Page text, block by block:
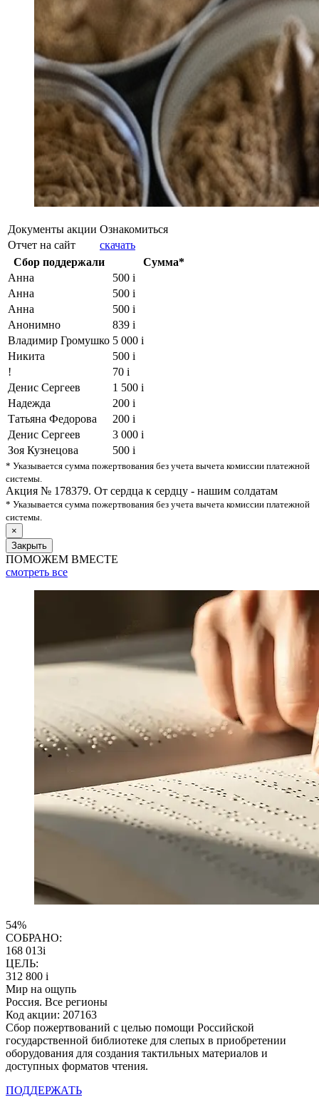
Документы акции Ознакомиться
Отчет на сайт
скачать
Сбор поддержали
Сумма*
Анна
500 i
Анна
500 i
Анна
500 i
Анонимно
839 i
Владимир Громушко 5 000 i
Никита
500 i
!
70 i
Денис Сергеев
1 500 i
Надежда
200 i
Татьяна Федорова
200 i
Денис Сергеев
3 000 i
Зоя Кузнецова
500 i
* Указывается сумма пожертвования без учета вычета комиссии платежной
системы.
Акция № 178379. От сердца к сердцу - нашим солдатам
* Указывается сумма пожертвования без учета вычета комиссии платежной
системы.
×
Закрыть
ПОМОЖЕМ ВМЕСТЕ
смотреть все
54%
СОБРАНО:
168 013i
ЦЕЛЬ:
312 800 i
Мир на ощупь
Россия. Все регионы
Код акции: 207163
Сбор пожертвований с целью помощи Российской
государственной библиотеке для слепых в приобретении
оборудования для создания тактильных материалов и
доступных форматов чтения.
ПОДДЕРЖАТЬ